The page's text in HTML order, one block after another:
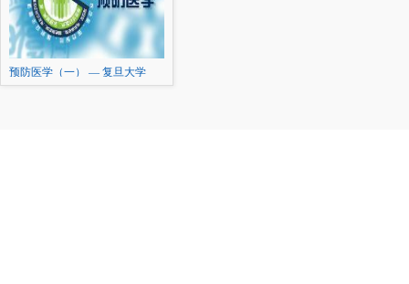
预防医学（一） — 复旦大学